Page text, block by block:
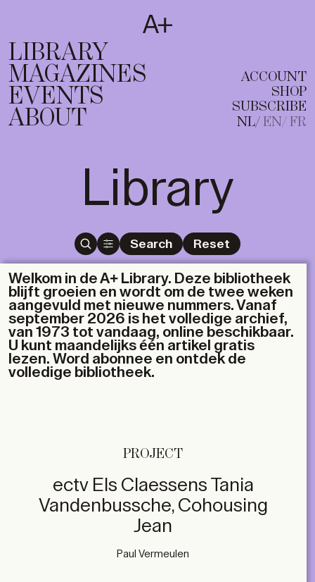
T
EN FR
LIBRARY
MAGAZINES
EVENTS
ABOUT
ACCOUNT
SHOP
SUBSCRIBE
NL EN FR
Library
Search Reset
Welkom in de A+ Library. Deze bibliotheek
blijft groeien en wordt om de twee weken
aangevuld met nieuwe nummers. Vanaf
september 2026 is het volledige archief,
van 1973 tot vandaag, online beschikbaar.
U kunt maandelijks één artikel gratis
lezen. Word abonnee en ontdek de
volledige bibliotheek.
PROJECT
ectv Els Claessens Tania
Vandenbussche, Cohousing
Jean
Paul Vermeulen